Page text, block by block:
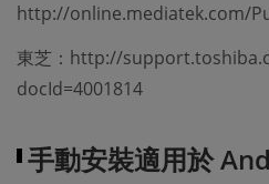
http://online.mediatek.com/
東芝：http://
docId=4001814
手動安裝適用於